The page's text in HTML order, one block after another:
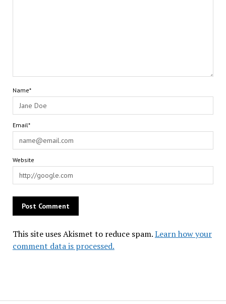
Name*
Email*
Website
This site uses Akismet to reduce spam.Learn how your
comment data is processed.